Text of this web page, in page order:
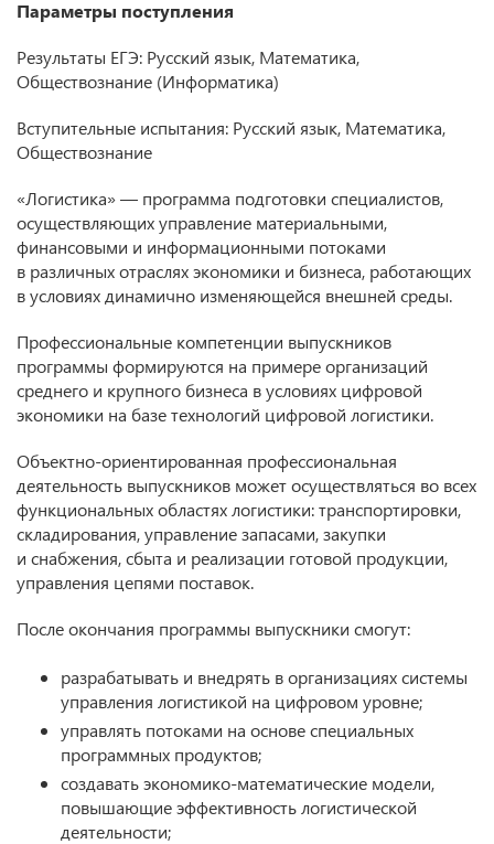
Параметры поступления
Результаты ЕГЭ: Русский язык, Математика,
Обществознание (Информатика)
Вступительные испытания: Русский язык, Математика,
Обществознание
«Логистика» — программа подготовки специалистов,
осуществляющих управление материальными,
финансовыми и информационными потоками
в различных отраслях экономики и бизнеса, работающих
в условиях динамично изменяющейся внешней среды.
Профессиональные компетенции выпускников
программы формируются на примере организаций
среднего и крупного бизнеса в условиях цифровой
экономики на базе технологий цифровой логистики.
Объектно-ориентированная профессиональная
деятельность выпускников может осуществляться во всех
функциональных областях логистики: транспортировки,
складирования, управление запасами, закупки
и снабжения, сбыта и реализации готовой продукции,
управления цепями поставок.
После окончания программы выпускники смогут:
разрабатывать и внедрять в организациях системы
управления логистикой на цифровом уровне;
управлять потоками на основе специальных
программных продуктов;
создавать экономико-математические модели,
повышающие эффективность логистической
деятельности;